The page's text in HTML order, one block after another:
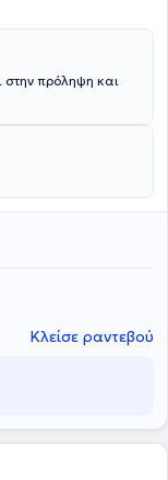
στην πρόληψη και
Κλείσε ραντεβού